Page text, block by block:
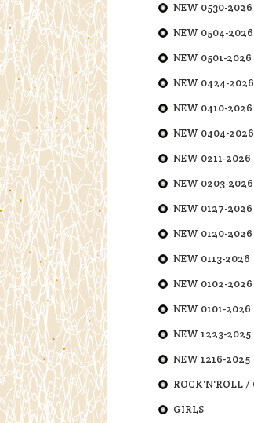
NEW 0530-2026
NEW 0504-2026
NEW 0501-2026
NEW 0424-2026
NEW 0410-2026
NEW 0404-2026
NEW 0211-2026
NEW 0203-2026
NEW 0127-2026
NEW 0120-2026
NEW 0113-2026
NEW 0102-2026
NEW 0101-2026
NEW 1223-2025
NEW 1216-2025
ROCK'N'ROLL /
GIRLS